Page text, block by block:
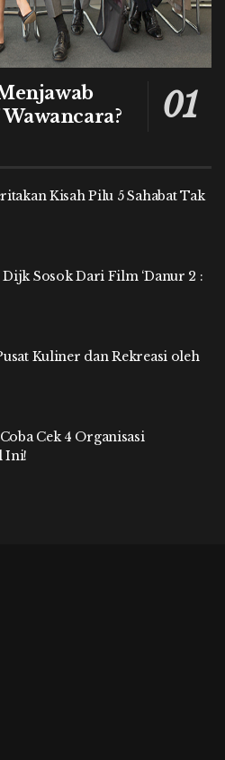
Wawancara?
Kisah Pilu 5 Sahabat Tak
Sosok Dari Film ‘Danur 2 :
Kuliner dan Rekreasi oleh
Cek 4 Organisasi
Ini!